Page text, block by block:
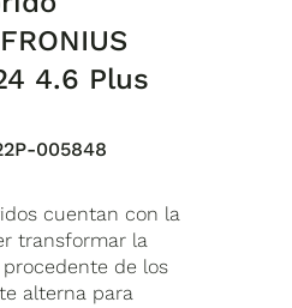
4.6 Plus
005848
cuentan con la
transformar la
de los
alterna para